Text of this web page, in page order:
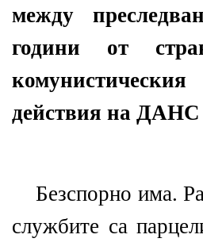
между
години от
действия на ДАНС
Безспорно има.
службите са